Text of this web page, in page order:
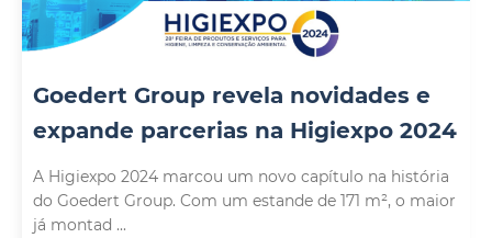
Goedert Group revela novidades e
expande parcerias na Higiexpo 2024
A Higiexpo 2024 marcou um novo capítulo na história
do Goedert Group. Com um estande de 171 m², o maior
já montad ...